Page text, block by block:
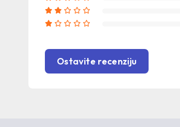
Ostavite recenziju